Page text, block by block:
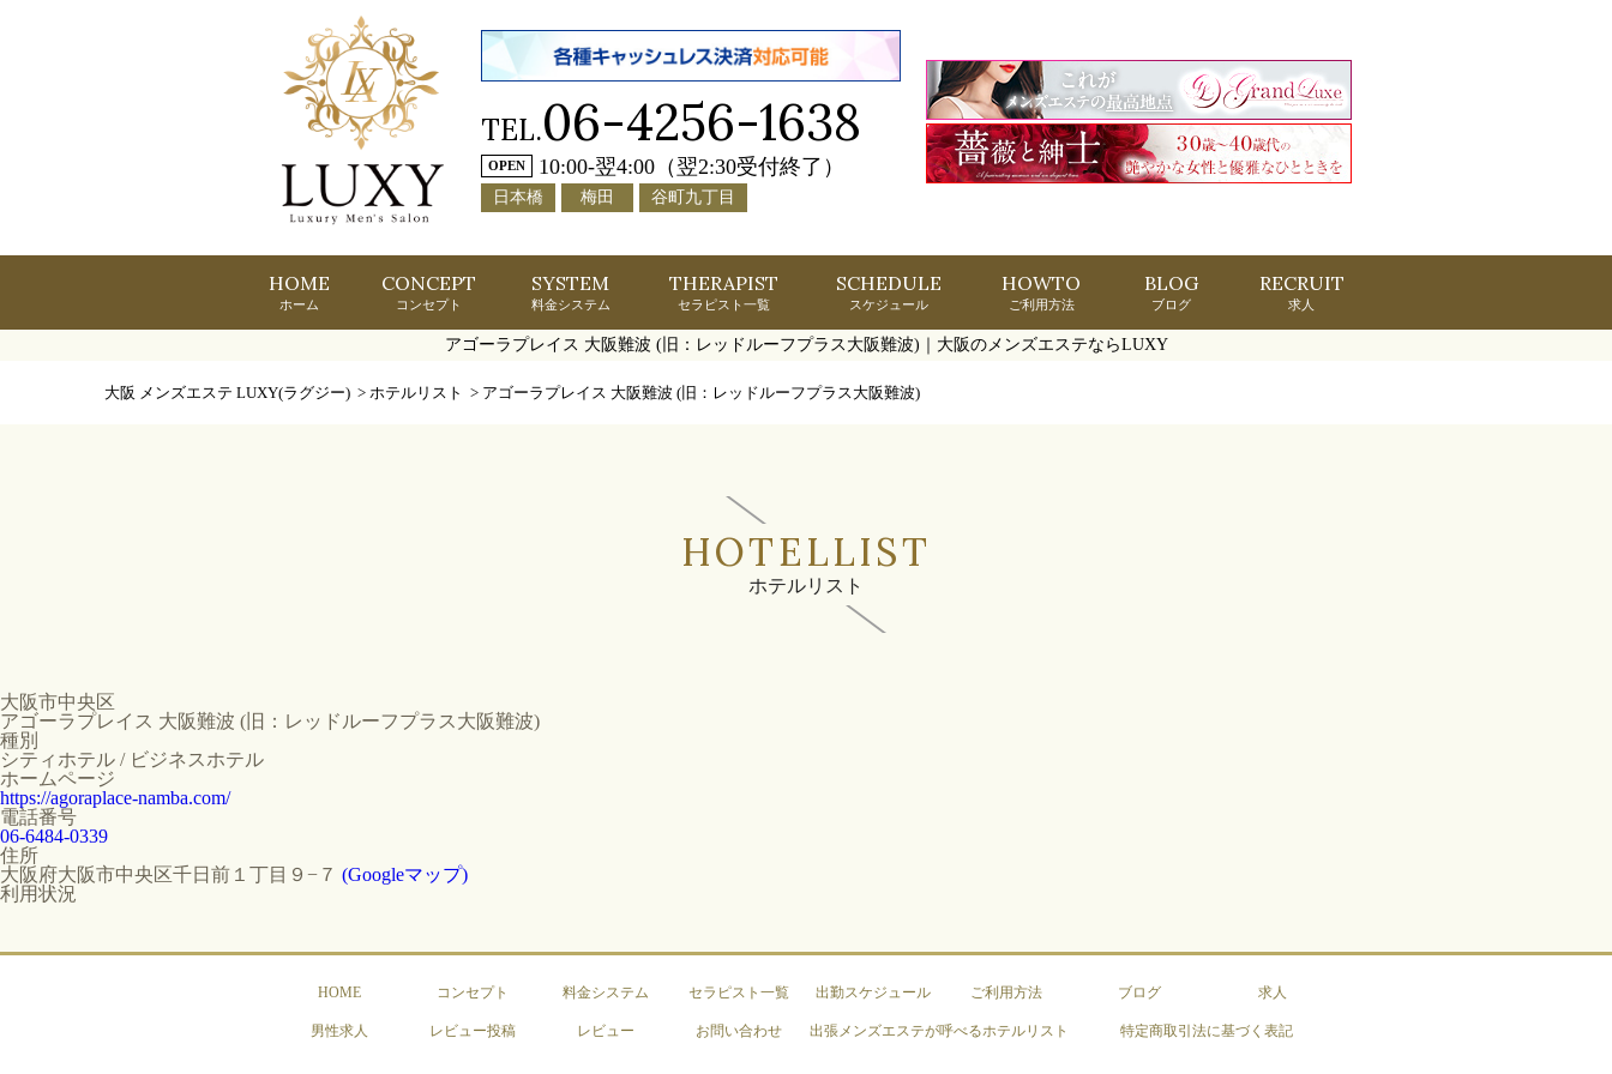
TEL.06-4256-1638
OPEN 10:00-翌4:00（翌2:30受付終了）
日本橋 梅田 谷町九丁目
HOME
ホーム
CONCEPT
コンセプト
SYSTEM
料金システム
THERAPIST
セラピスト一覧
SCHEDULE
スケジュール
HOWTO
ご利用方法
BLOG
ブログ
RECRUIT
求人
アゴーラプレイス 大阪難波 (旧：レッドルーフプラス大阪難波)｜大阪のメンズエステならLUXY
大阪 メンズエステ LUXY(ラグジー) > ホテルリスト > アゴーラプレイス 大阪難波 (旧：レッドルーフプラス大阪難波)
HOTELLIST
ホテルリスト
大阪市中央区
アゴーラプレイス 大阪難波 (旧：レッドルーフプラス大阪難波)
種別
シティホテル / ビジネスホテル
ホームページ
https://agoraplace-namba.com/
電話番号
06-6484-0339
住所
大阪府大阪市中央区千日前１丁目９−７ (Googleマップ)
利用状況
HOME コンセプト 料金システム セラピスト一覧 出勤スケジュール ご利用方法 ブログ 求人
男性求人 レビュー投稿 レビュー お問い合わせ 出張メンズエステが呼べるホテルリスト 特定商取引法に基づく表記